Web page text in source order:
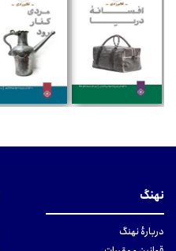
نهنگ
دربارهٔ نهنگ